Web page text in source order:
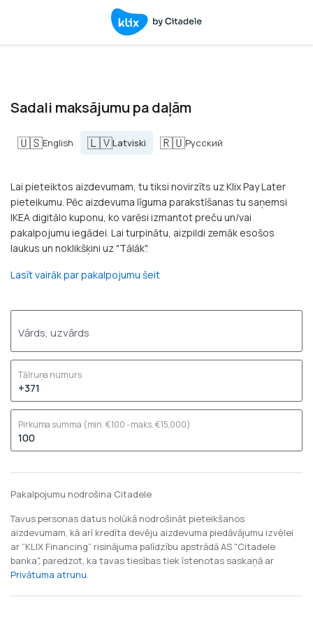
Sadali maksājumu pa daļām
🇺🇸English 🇱🇻Latviski 🇷🇺Русский
Lai pieteiktos aizdevumam, tu tiksi novirzīts uz Klix Pay Later
pieteikumu. Pēc aizdevuma līguma parakstīšanas tu saņemsi
IKEA digitālo kuponu, ko varēsi izmantot preču un/vai
pakalpojumu iegādei. Lai turpinātu, aizpildi zemāk esošos
laukus un noklikšķini uz "Tālāk".
Lasīt vairāk par pakalpojumu šeit
Vārds, uzvārds
Tālruņa numurs
Pirkuma summa (min. €100 - maks. €15,000)
Pakalpojumu nodrošina Citadele
Tavus personas datus nolūkā nodrošināt pieteikšanos
aizdevumam, kā arī kredīta devēju aizdevuma piedāvājumu izvēlei
ar “KLIX Financing” risinājuma palīdzību apstrādā AS "Citadele
banka", paredzot, ka tavas tiesības tiek īstenotas saskaņā ar
Privātuma atrunu